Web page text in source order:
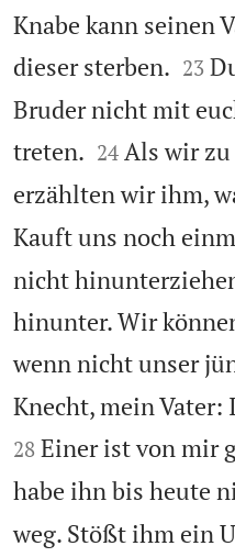
Knabe kann seinen
dieser sterben.
23
Bruder nicht mit
treten.
24 Als wir zu
erzählten wir ihm,
Kauft uns noch
nicht
hinunter. Wir
wenn nicht unser
Knecht, mein Vater:
28 Einer ist von mir
habe ihn bis heute
weg. Stößt ihm ein